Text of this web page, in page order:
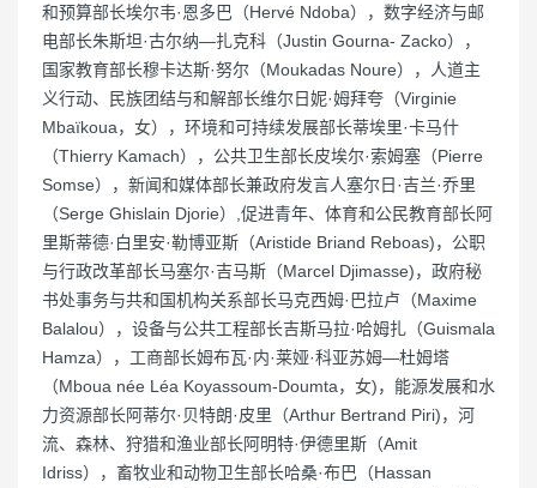
和预算部长埃尔韦·恩多巴（Hervé Ndoba），数字经济与邮
电部长朱斯坦·古尔纳—扎克科（Justin Gourna- Zacko），
国家教育部长穆卡达斯·努尔（Moukadas Noure），人道主
义行动、民族团结与和解部长维尔日妮·姆拜夸（Virginie
Mbaïkoua，女），环境和可持续发展部长蒂埃里·卡马什
（Thierry Kamach），公共卫生部长皮埃尔·索姆塞（Pierre
Somse），新闻和媒体部长兼政府发言人塞尔日·吉兰·乔里
（Serge Ghislain Djorie）,促进青年、体育和公民教育部长阿
里斯蒂德·白里安·勒博亚斯（Aristide Briand Reboas)，公职
与行政改革部长马塞尔·吉马斯（Marcel Djimasse)，政府秘
书处事务与共和国机构关系部长马克西姆·巴拉卢（Maxime
Balalou），设备与公共工程部长吉斯马拉·哈姆扎（Guismala
Hamza），工商部长姆布瓦·内·莱娅·科亚苏姆—杜姆塔
（Mboua née Léa Koyassoum-Doumta，女)，能源发展和水
力资源部长阿蒂尔·贝特朗·皮里（Arthur Bertrand Piri)，河
流、森林、狩猎和渔业部长阿明特·伊德里斯（Amit
Idriss），畜牧业和动物卫生部长哈桑·布巴（Hassan